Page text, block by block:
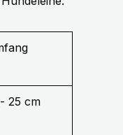
25 cm